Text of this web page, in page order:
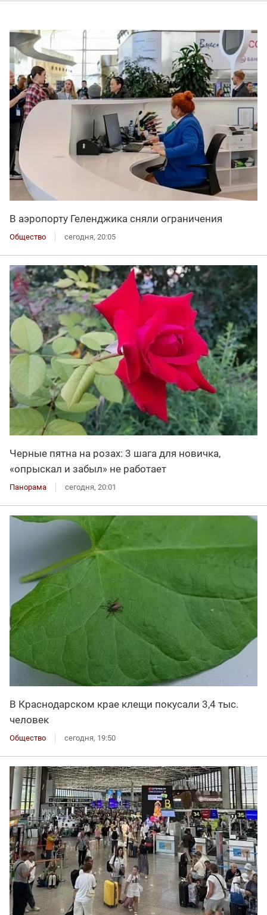
В аэропорту Геленджика сняли ограничения
Общество сегодня, 20:05
Черные пятна на розах: 3 шага для новичка,
«опрыскал и забыл» не работает
Панорама сегодня, 20:01
В Краснодарском крае клещи покусали 3,4 тыс.
человек
Общество сегодня, 19:50